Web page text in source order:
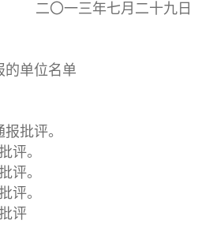
二〇一三年七月二十九日
的单位名单
批评。
评。
评。
评。
评